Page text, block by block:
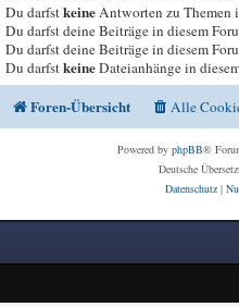
Du darfstkeineAntworten zu Themen
Du darfst deine Beiträge in diesem
Du darfst deine Beiträge in diesem
Du darfstkeineDateianhänge in
Foren-Übersicht Alle
Powered by phpBB®
Deutsche
Datenschutz|